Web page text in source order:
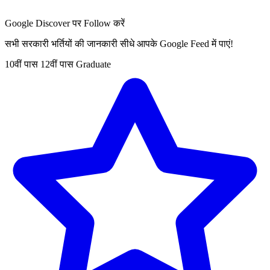
Google Discover पर Follow करें
सभी सरकारी भर्तियों की जानकारी सीधे आपके Google Feed में पाएं!
10वीं पास 12वीं पास Graduate